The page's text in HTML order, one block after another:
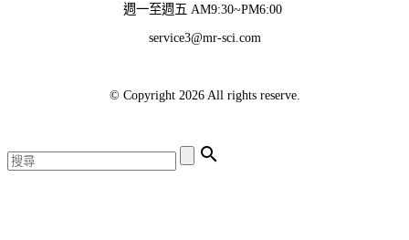
週一至週五 AM9:30~PM6:00
service3@mr-sci.com
© Copyright 2026 All rights reserve.
